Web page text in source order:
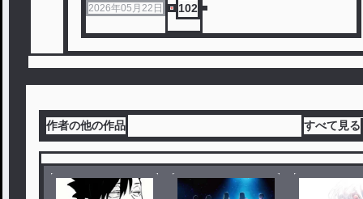
2026年05月22日 102
作者の他の作品 すべて見る